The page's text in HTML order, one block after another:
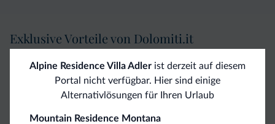
Alpine Residence Villa Adler ist derzeit auf diesem
Portal nicht verfügbar. Hier sind einige
Alternativlösungen für Ihren Urlaub
Mountain Residence Montana
Exklusive Vorteile von Dolomiti.it
Direkter
Vorteilhafte
Preise
Unverbindliche